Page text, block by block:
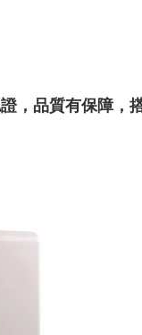
，品質有保障，